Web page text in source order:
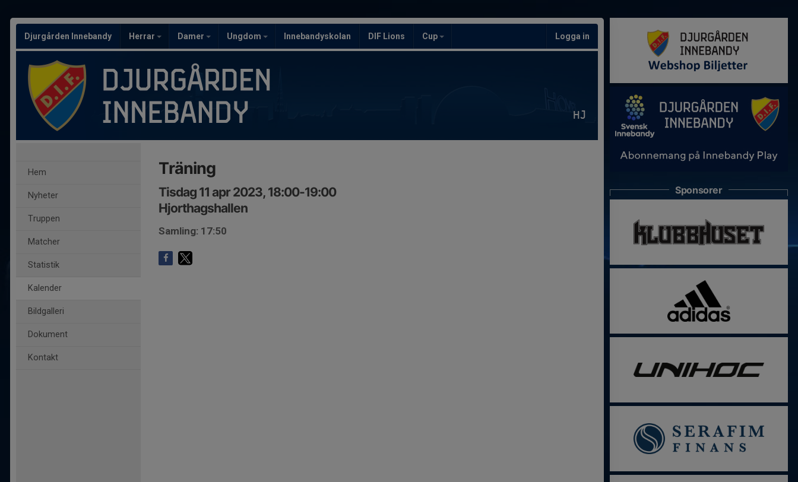
Djurgården Innebandy Herrar Damer Ungdom Innebandyskolan DIF Lions Cup Logga in
HJ
Hem
Nyheter
Truppen
Matcher
Statistik
Kalender
Bildgalleri
Dokument
Kontakt
Träning
Tisdag 11 apr 2023, 18:00-19:00
Hjorthagshallen
Samling: 17:50
Sponsorer